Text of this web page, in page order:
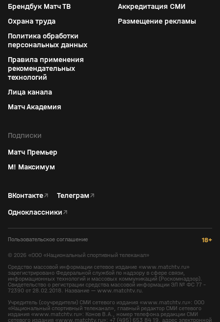
Брендбук Матч ТВ
Охрана труда
Политика обработки
персональных данных
Правила применения
рекомендательных
технологий
Лица канала
Матч Академия
Аккредитация СМИ
Размещение рекламы
Подписки
Матч Премьер
М! Максимум
ВКонтакте↗ Телеграм↗
Одноклассники↗
Пользовательское соглашение 18+
© 2026 «ООО «Национальный спортивный телеканал»
Средство массовой информации сетевое издание «www.matchtv.ru»
зарегистрировано Федеральной службой по надзору в сфере связи,
информационных технологий и массовых коммуникаций (Роскомнадзор).
Свидетельство о регистрации средства массовой информации ЭЛ № ФС 77 -
72390 от 28.02.2018. Название — www.matchtv.ru.
Учредитель (соучредители) СМИ сетевого издания «www.matchtv.ru»: ООО
«Национальный спортивный телеканал», главный редактор СМИ сетевого
издания «www.matchtv.ru»: Конов В.А., номер телефона редакции СМИ
сетевого издания «www.matchtv.ru»: +7 (495) 653 84 19, адрес электронной